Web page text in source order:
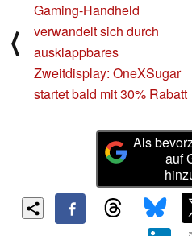
⟨
Gaming-Handheld
verwandelt sich durch
ausklappbares
Zweitdisplay: OneXSugar
startet bald mit 30% Rabatt
Als
auf